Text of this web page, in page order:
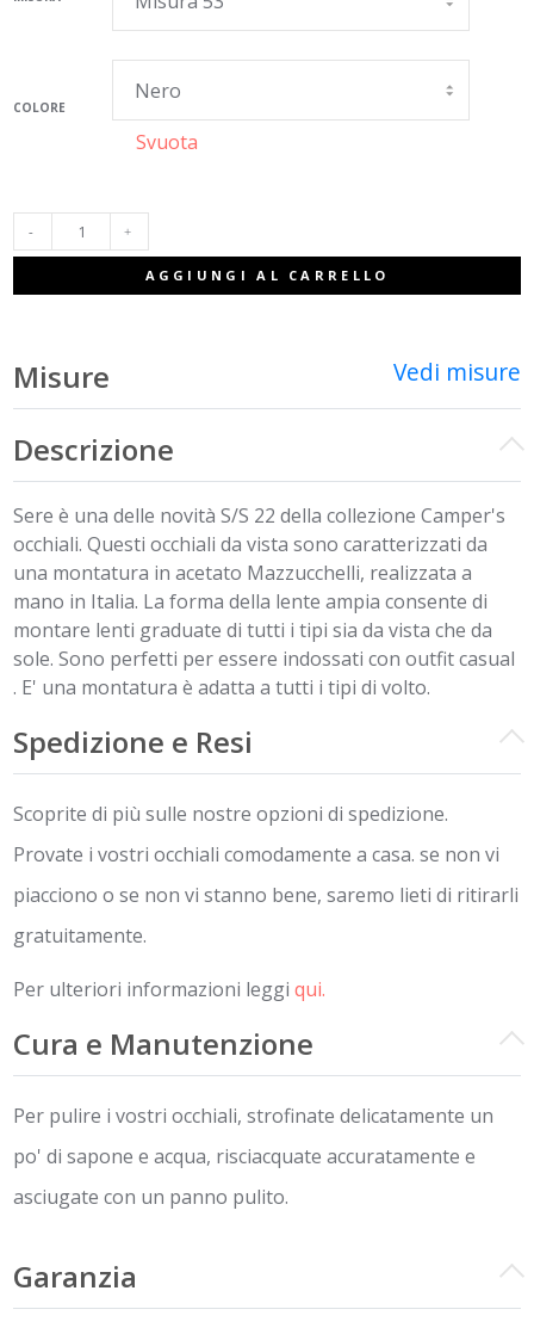
135,00€.
è:
67,00€.
COLORE
Svuota
AGGIUNGI AL CARRELLO
Misure Vedi misure
Descrizione
Sere è una delle novità S/S 22 della collezione Camper's
occhiali. Questi occhiali da vista sono caratterizzati da
una montatura in acetato Mazzucchelli, realizzata a
mano in Italia. La forma della lente ampia consente di
montare lenti graduate di tutti i tipi sia da vista che da
sole. Sono perfetti per essere indossati con outfit casual
. E' una montatura è adatta a tutti i tipi di volto.
Spedizione e Resi
Scoprite di più sulle nostre opzioni di spedizione.
Provate i vostri occhiali comodamente a casa. se non vi
piacciono o se non vi stanno bene, saremo lieti di ritirarli
gratuitamente.
Per ulteriori informazioni leggiqui.
Cura e Manutenzione
Per pulire i vostri occhiali, strofinate delicatamente un
po' di sapone e acqua, risciacquate accuratamente e
asciugate con un panno pulito.
Garanzia